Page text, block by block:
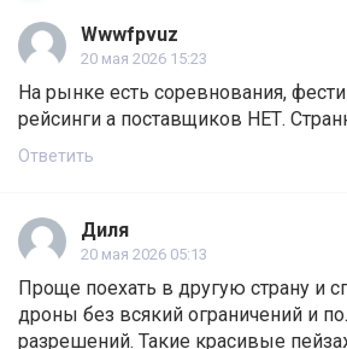
Wwwfpvuz
20 мая 2026 15:23
На рынке есть соревнования,
рейсинги а поставщиков НЕТ.
Ответить
Диля
20 мая 2026 05:13
Проще поехать в другую страну и
дроны без всякий ограничений и
разрешений. Такие красивые